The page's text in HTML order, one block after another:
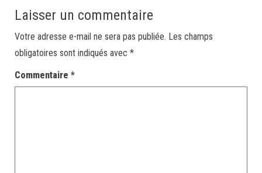
Laisser un commentaire
Votre adresse e-mail ne sera pas publiée. Les champs
obligatoires sont indiqués avec *
Commentaire *